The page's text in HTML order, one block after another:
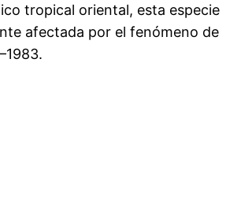
tropical oriental, esta especie
afectada por el fenómeno de